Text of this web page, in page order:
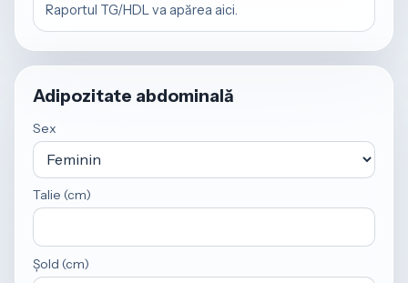
Raportul TG/HDL va apărea aici.
Adipozitate abdominală
Sex
Talie (cm)
Șold (cm)